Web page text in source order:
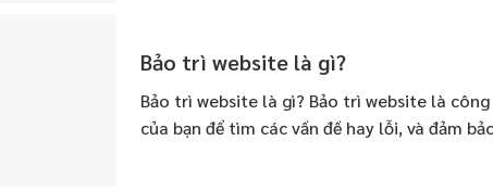
Bảo trì website là gì?
Bảo trì website là gì? Bảo trì website là
của bạn để tìm các vấn đề hay lỗi, và đảm